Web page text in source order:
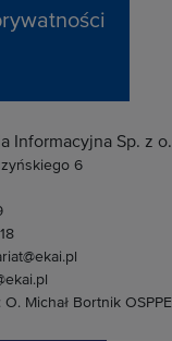
Informacyjna Sp. z
6
Michał Bortnik OSPPE